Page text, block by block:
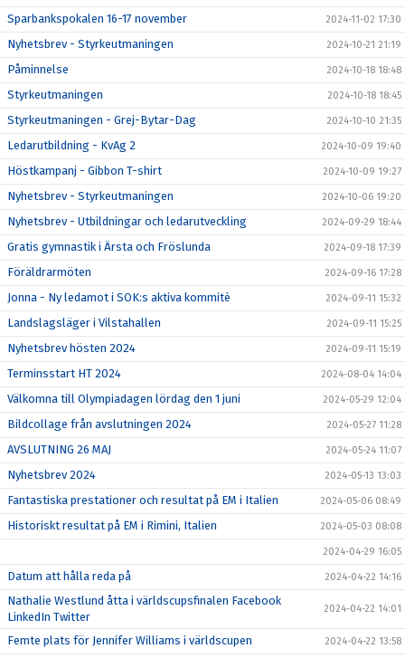
Sparbankspokalen 16-17 november 2024-11-02 17:30
Nyhetsbrev - Styrkeutmaningen 2024-10-21 21:19
Påminnelse 2024-10-18 18:48
Styrkeutmaningen 2024-10-18 18:45
Styrkeutmaningen - Grej-Bytar-Dag 2024-10-10 21:35
Ledarutbildning - KvAg 2 2024-10-09 19:40
Höstkampanj - Gibbon T-shirt 2024-10-09 19:27
Nyhetsbrev - Styrkeutmaningen 2024-10-06 19:20
Nyhetsbrev - Utbildningar och ledarutveckling 2024-09-29 18:44
Gratis gymnastik i Ärsta och Fröslunda 2024-09-18 17:39
Föräldrarmöten 2024-09-16 17:28
Jonna - Ny ledamot i SOK:s aktiva kommité 2024-09-11 15:32
Landslagsläger i Vilstahallen 2024-09-11 15:25
Nyhetsbrev hösten 2024 2024-09-11 15:19
Terminsstart HT 2024 2024-08-04 14:04
Välkomna till Olympiadagen lördag den 1 juni 2024-05-29 12:04
Bildcollage från avslutningen 2024 2024-05-27 11:28
AVSLUTNING 26 MAJ 2024-05-24 11:07
Nyhetsbrev 2024 2024-05-13 13:03
Fantastiska prestationer och resultat på EM i Italien 2024-05-06 08:49
Historiskt resultat på EM i Rimini, Italien 2024-05-03 08:08
2024-04-29 16:05
Datum att hålla reda på 2024-04-22 14:16
Nathalie Westlund åtta i världscupsfinalen Facebook
LinkedIn Twitter
2024-04-22 14:01
Femte plats för Jennifer Williams i världscupen 2024-04-22 13:58